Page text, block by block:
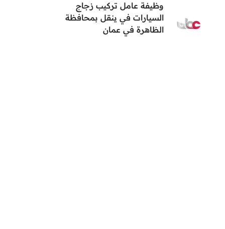
وظيفة عامل تركيب زجاج
السيارات في ينقل بمحافظة
الظاهرة في عمان